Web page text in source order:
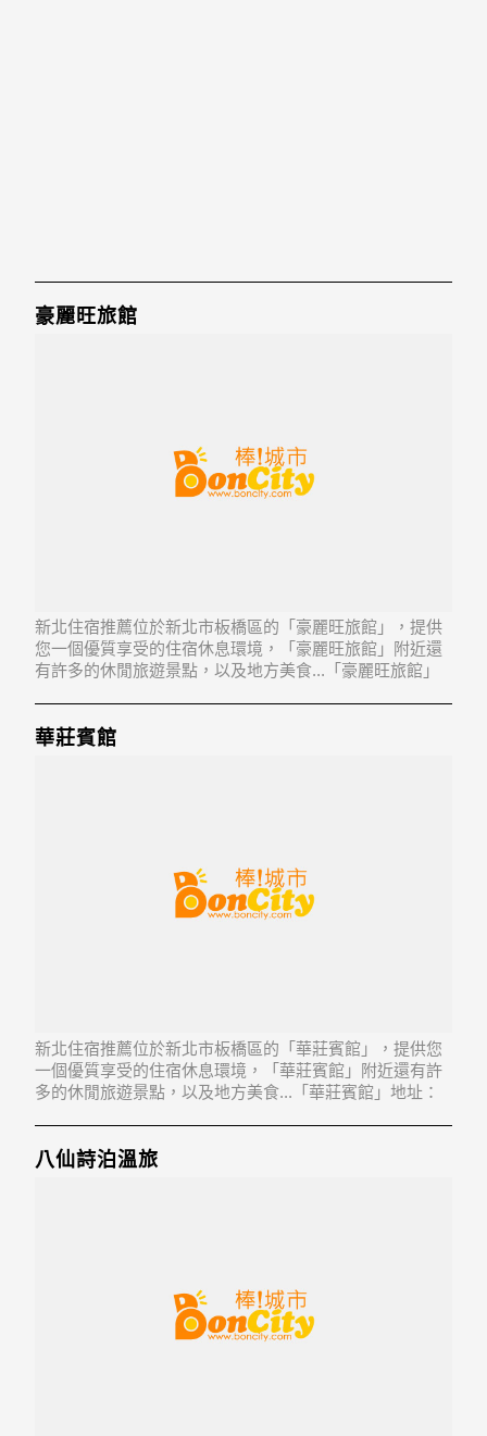
豪麗旺旅館
新北住宿推薦位於新北市板橋區的「豪麗旺旅館」，提供
您一個優質享受的住宿休息環境，「豪麗旺旅館」附近還
有許多的休閒旅遊景點，以及地方美食...「豪麗旺旅館」
華莊賓館
新北住宿推薦位於新北市板橋區的「華莊賓館」，提供您
一個優質享受的住宿休息環境，「華莊賓館」附近還有許
多的休閒旅遊景點，以及地方美食...「華莊賓館」地址：
八仙詩泊溫旅